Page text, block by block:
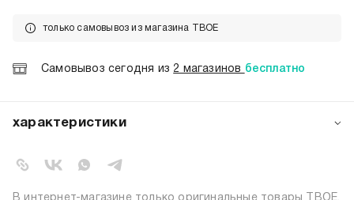
только самовывоз из магазина ТВОЕ
Самовывоз сегодня из 2 магазинов бесплатно
характеристики
коллекция:
специальная